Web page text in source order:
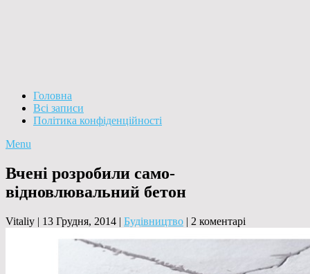
Головна
Всі записи
Політика конфіденційності
Menu
Вчені розробили само-
відновлювальний бетон
Vitaliy | 13 Грудня, 2014 | Будівництво | 2 коментарі